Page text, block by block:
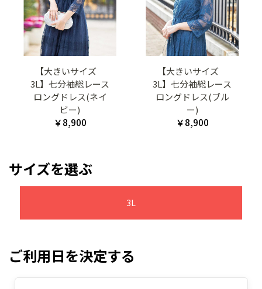
【大きいサイズ
3L】七分袖総レース
ロングドレス(ネイ
ビー)
￥8,900
【大きいサイズ
3L】七分袖総レース
ロングドレス(ブル
ー)
￥8,900
サイズを選ぶ
3L
ご利用日を決定する